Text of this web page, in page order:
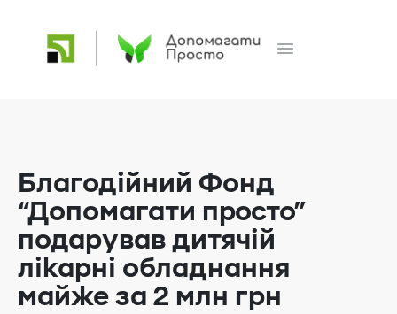
Благодійний Фонд
“Допомагати просто”
подарував дитячій
лікарні обладнання
майже за 2 млн гpн